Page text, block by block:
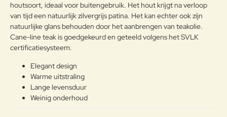
houtsoort, ideaal voor buitengebruik. Het hout krijgt na verloop
van tijd een natuurlijk zilvergrijs patina. Het kan echter ook zijn
natuurlijke glans behouden door het aanbrengen van teakolie.
Cane-line teak is goedgekeurd en geteeld volgens het SVLK
certificatiesysteem.
Elegant design
Warme uitstraling
Lange levensduur
Weinig onderhoud